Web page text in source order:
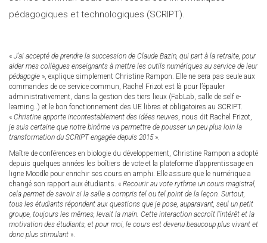
pédagogiques et technologiques (SCRIPT).
« J’ai accepté de prendre la succession de Claude Bazin, qui part à la retraite, pour
aider mes collègues enseignants à mettre les outils numériques au service de leur
pédagogie », explique simplement Christine Rampon. Elle ne sera pas seule aux
commandes de ce service commun, Rachel Frizot est là pour l’épauler
administrativement, dans la gestion des tiers lieux (FabLab, salle de self e-
learning..) et le bon fonctionnement des UE libres et obligatoires au SCRIPT.
« Christine apporte incontestablement des idées neuves, nous dit Rachel Frizot,
je suis certaine que notre binôme va permettre de pousser un peu plus loin la
transformation du SCRIPT engagée depuis 2015».
Maître de conférences en biologie du développement, Christine Rampon a adopté
depuis quelques années les boîtiers de vote et la plateforme d’apprentissage en
ligne Moodle pour enrichir ses cours en amphi. Elle assure que le numérique a
changé son rapport aux étudiants. « Recourir au vote rythme un cours magistral,
cela permet de savoir si la salle a compris tel ou tel point de la leçon. Surtout,
tous les étudiants répondent aux questions que je pose, auparavant, seul un petit
groupe, toujours les mêmes, levait la main. Cette interaction accroît l’intérêt et la
motivation des étudiants, et pour moi, le cours est devenu beaucoup plus vivant et
donc plus stimulant ».